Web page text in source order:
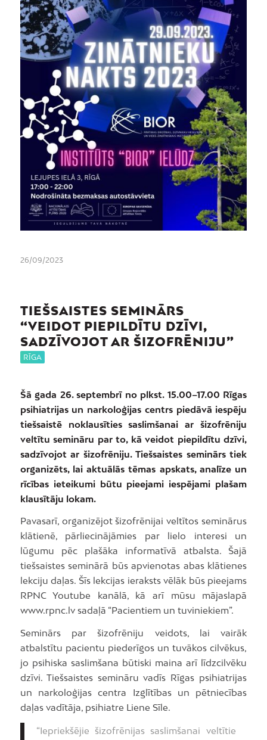
26/09/2023
TIEŠSAISTES SEMINĀRS
“VEIDOT PIEPILDĪTU DZĪVI,
SADZĪVOJOT AR ŠIZOFRĒNIJU”
RĪGA
Šā gada 26. septembrī no plkst. 15.00–17.00 Rīgas
psihiatrijas un narkoloģijas centrs piedāvā iespēju
tiešsaistē noklausīties saslimšanai ar šizofrēniju
veltītu semināru par to, kā veidot piepildītu dzīvi,
sadzīvojot ar šizofrēniju. Tiešsaistes seminārs tiek
organizēts, lai aktuālās tēmas apskats, analīze un
rīcības ieteikumi būtu pieejami iespējami plašam
klausītāju lokam.
Pavasarī, organizējot šizofrēnijai veltītos seminārus
klātienē, pārliecinājāmies par lielo interesi un
lūgumu pēc plašāka informatīvā atbalsta. Šajā
tiešsaistes seminārā būs apvienotas abas klātienes
lekciju daļas. Šīs lekcijas ieraksts vēlāk būs pieejams
RPNC Youtube kanālā, kā arī mūsu mājaslapā
www.rpnc.lv sadaļā “Pacientiem un tuviniekiem”.
Seminārs par šizofrēniju veidots, lai vairāk
atbalstītu pacientu piederīgos un tuvākos cilvēkus,
jo psihiska saslimšana būtiski maina arī līdzcilvēku
dzīvi. Tiešsaistes semināru vadīs Rīgas psihiatrijas
un narkoloģijas centra Izglītības un pētniecības
daļas vadītāja, psihiatre Liene Sīle.
“Iepriekšējie šizofrēnijas saslimšanai veltītie